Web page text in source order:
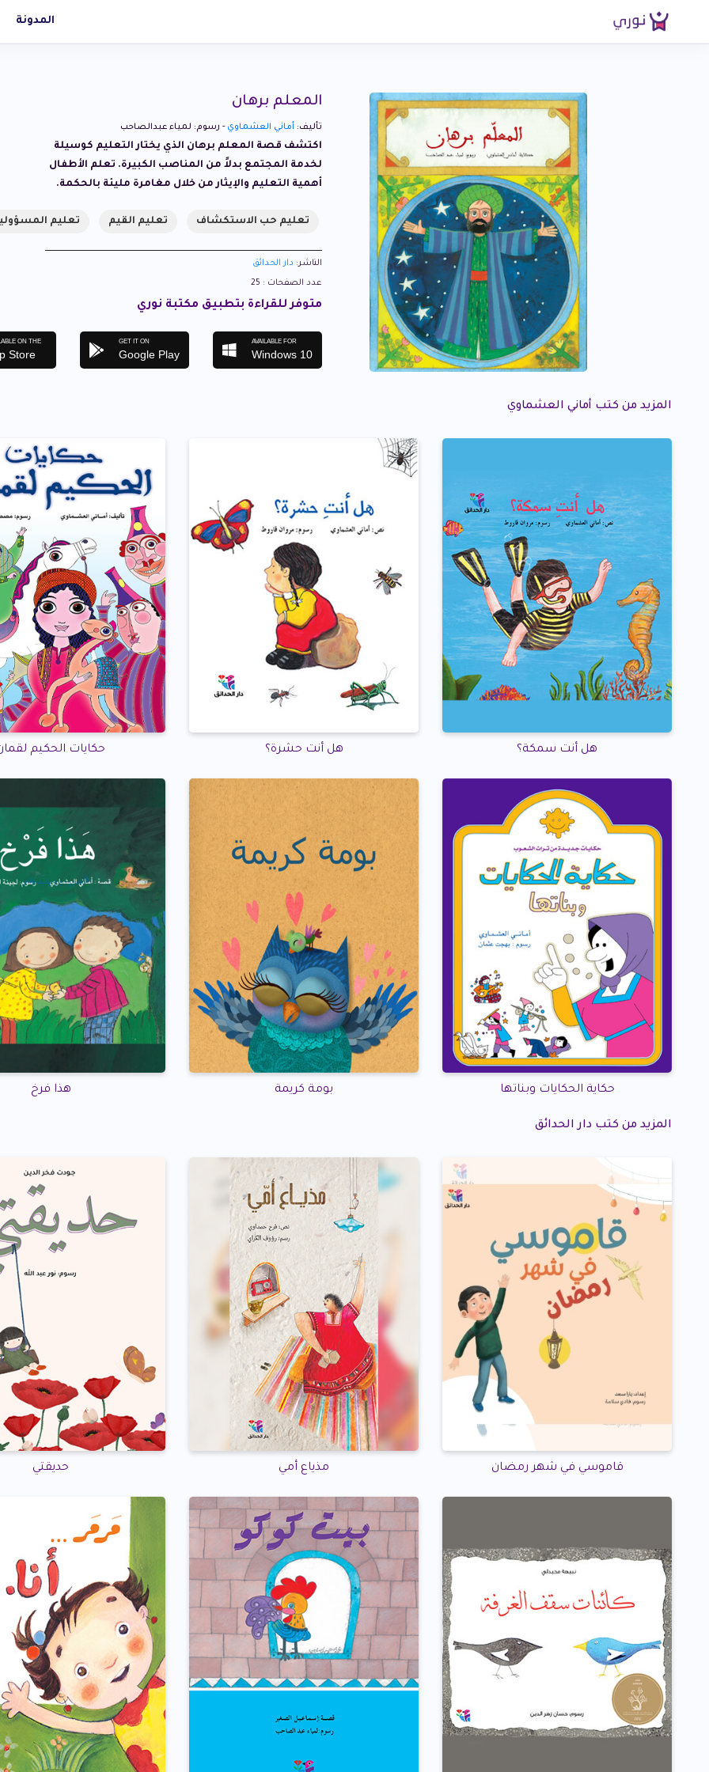
المدونة
المعلم برهان
تأليف: أماني العشماوي - رسوم: لمياء عبدالصاحب
اكتشف قصة المعلم برهان الذي يختار التعليم كوسيلة
لخدمة المجتمع بدلاً من المناصب الكبيرة. تعلم الأطفال
أهمية التعليم والإيثار من خلال مغامرة مليئة بالحكمة.
تعليم حب الاستكشاف تعليم القيم تعليم
الناشر: دار الحدائق
عدد الصفحات : 25
متوفر للقراءة بتطبيق مكتبة نوري
ON THE
Store
GET IT ON
Google Play
AVAILABLE FOR
Windows 10
المزيد من كتب أماني العشماوي
هل أنت سمكة؟ هل أنت حشرة؟ حكايات الحكيم
حكاية الحكايات وبناتها بومة كريمة هذا فرخ
المزيد من كتب دار الحدائق
قاموسي في شهر رمضان مذياع أمي حديقتي